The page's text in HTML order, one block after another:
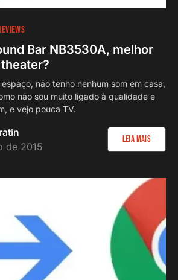
Bar NB3530A, melhor
não tenho nenhum som em casa,
não sou muito ligado à qualidade e
e vejo pouca TV.
de 2015
Leia Mais